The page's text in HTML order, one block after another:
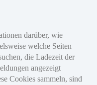
darüber, wie
welche Seiten
die Ladezeit der
angezeigt
Cookies sammeln, sind